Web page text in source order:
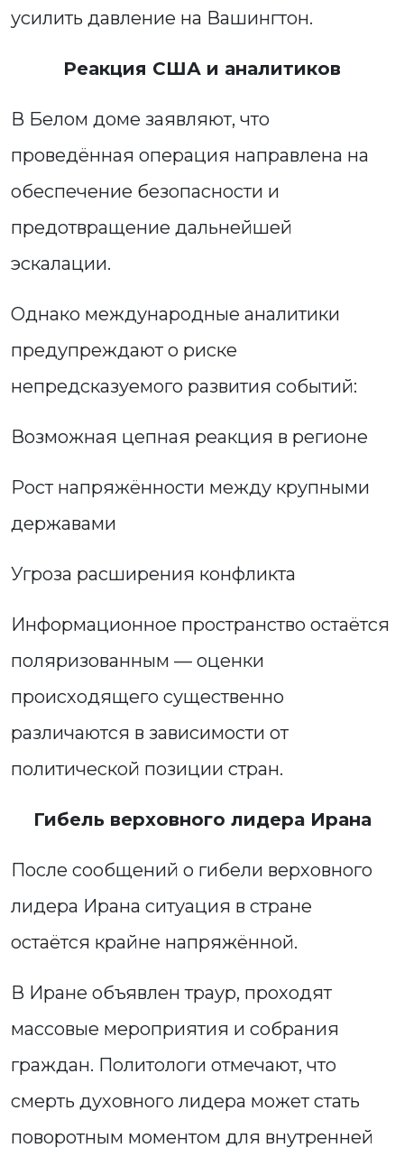
усилить давление на Вашингтон.
Реакция США и аналитиков
В Белом доме заявляют, что
проведённая операция направлена на
обеспечение безопасности и
предотвращение дальнейшей
эскалации.
Однако международные аналитики
предупреждают о риске
непредсказуемого развития событий:
Возможная цепная реакция в регионе
Рост напряжённости между крупными
державами
Угроза расширения конфликта
Информационное пространство остаётся
поляризованным — оценки
происходящего существенно
различаются в зависимости от
политической позиции стран.
Гибель верховного лидера Ирана
После сообщений о гибели верховного
лидера Ирана ситуация в стране
остаётся крайне напряжённой.
В Иране объявлен траур, проходят
массовые мероприятия и собрания
граждан. Политологи отмечают, что
смерть духовного лидера может стать
поворотным моментом для внутренней